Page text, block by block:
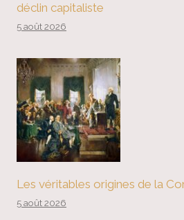
déclin capitaliste
5 août 2026
Les véritables origines de la
5 août 2026